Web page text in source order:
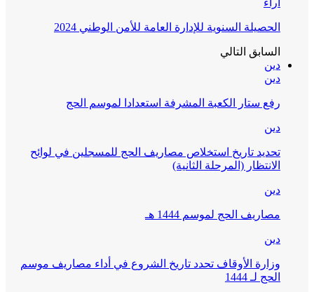
آراء
الحصيلة السنوية للإدارة العامة للأمن الوطني 2024
السابق التالي
دين
دين
رفع ستار الكعبة المشرفة استعدادا لموسم الحج
دين
تحديد تاريخ استخلاص مصاريف الحج للمسجلين في لوائح
الانتظار (المرحلة الثانية)
دين
مصاريف الحج لموسم 1444 هـ
دين
وزارة الأوقاف تحدد تاريخ الشروع في أداء مصاريف موسم
الحج لـ 1444